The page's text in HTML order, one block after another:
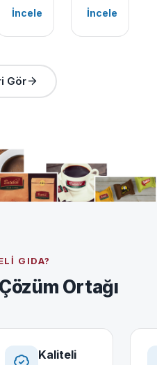
İncele İncele
Gör
GIDA?
Ortağı
Kaliteli